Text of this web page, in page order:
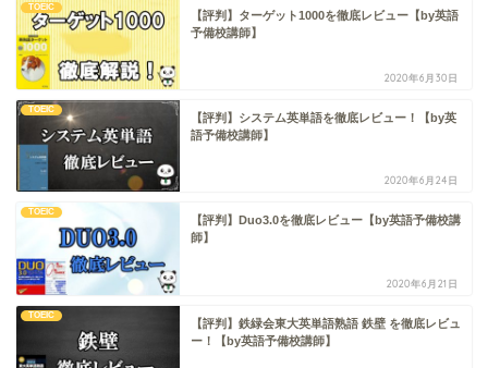
TOEIC
【評判】ターゲット1000を徹底レビュー【by英語
予備校講師】
2020年6月30日
TOEIC
【評判】システム英単語を徹底レビュー！【by英
語予備校講師】
2020年6月24日
TOEIC
【評判】Duo3.0を徹底レビュー【by英語予備校講
師】
2020年6月21日
TOEIC
【評判】鉄緑会東大英単語熟語 鉄壁 を徹底レビュ
ー！【by英語予備校講師】